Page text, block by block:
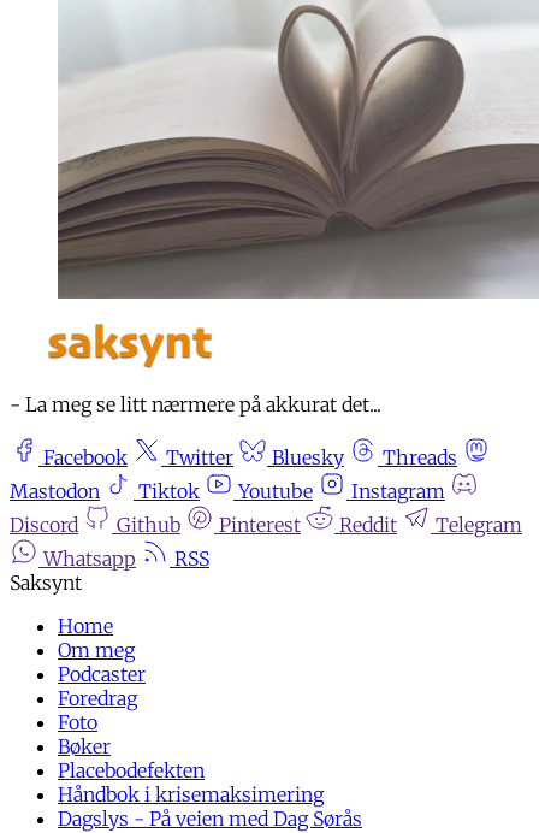
- La meg se litt nærmere på akkurat det...
Facebook Twitter Bluesky
Threads
Mastodon
Tiktok Youtube
Instagram
Discord
Github Pinterest Reddit
Telegram
Whatsapp
RSS
Home
Om meg
Podcaster
Foredrag
Foto
Bøker
Placebodefekten
Håndbok i krisemaksimering
Dagslys - På veien med Dag Sørås